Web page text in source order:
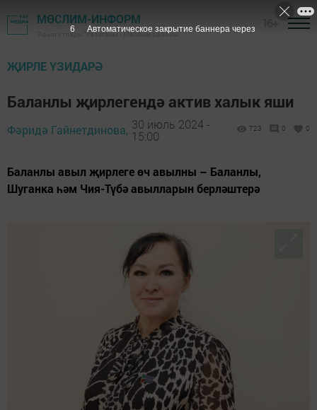
МӨСЛИМ-ИНФОРМ
"Авыл утлары" газетасы - Мөслим районы
ҖИРЛЕ ҮЗИДАРӘ
Баланлы җирлегендә актив халык яши
Фәридә Гайнетдинова, 30 июль 2024 -
15:00
723 0 0
Баланлы авыл җирлеге өч авылны – Баланлы,
Шуганка һәм Чия-Түбә авылларын берләштерә
5 Автоматическое закрытие баннера через